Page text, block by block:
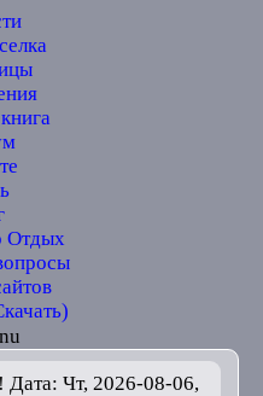
Отдых
Дата: Чт, 2026-08-06,